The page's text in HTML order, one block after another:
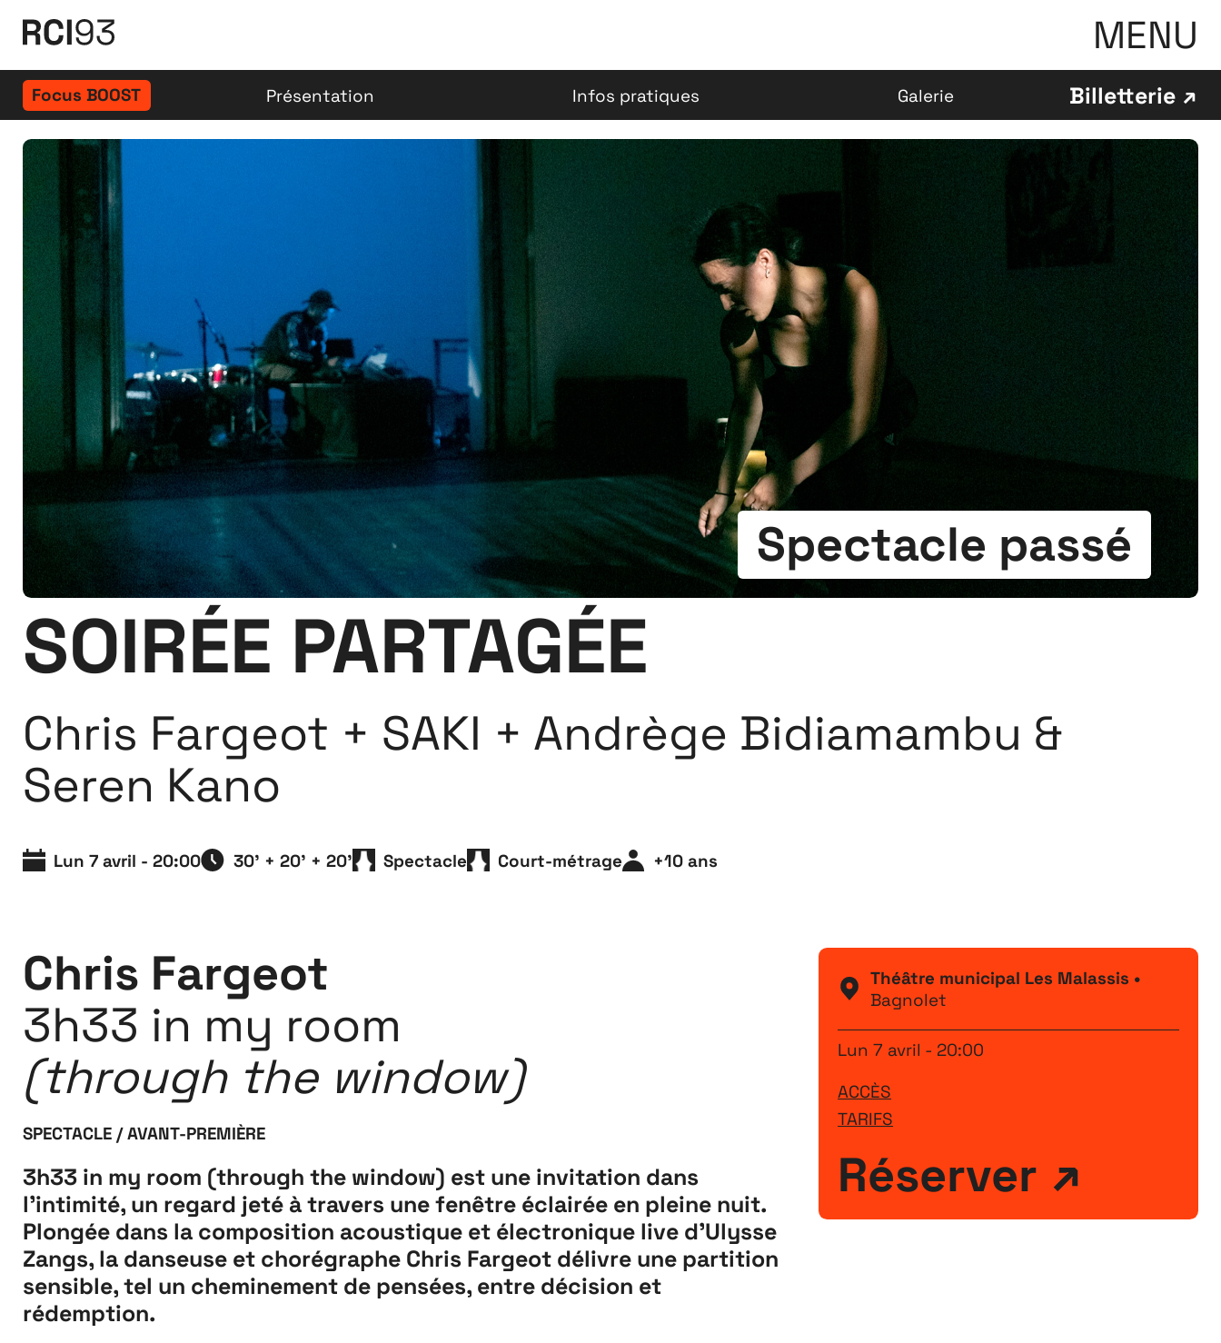
MENU
26 26
Focus BOOST Présentation Infos pratiques Galerie Billetterie
Spectacle passé
SOIRÉE PARTAGÉE
Chris Fargeot + SAKI + Andrège Bidiamambu &
Seren Kano
Lun 7 avril - 20:00 30' + 20' + 20' Spectacle Court-métrage +10 ans
Chris Fargeot
3h33 in my room
(through the window)
SPECTACLE / AVANT-PREMIÈRE
3h33 in my room (through the window) est une invitation dans
l’intimité, un regard jeté à travers une fenêtre éclairée en pleine nuit.
Plongée dans la composition acoustique et électronique live d’Ulysse
Zangs, la danseuse et chorégraphe Chris Fargeot délivre une partition
sensible, tel un cheminement de pensées, entre décision et
rédemption.
Théâtre municipal Les Malassis •
Bagnolet
Lun 7 avril - 20:00
ACCÈS
TARIFS
Réserver